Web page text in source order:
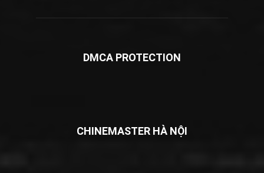
DMCA PROTECTION
CHINEMASTER HÀ NỘI